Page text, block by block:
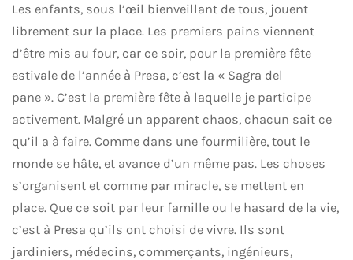
Les enfants, sous l’œil bienveillant de tous, jouent
librement sur la place. Les premiers pains viennent
d’être mis au four, car ce soir, pour la première fête
estivale de l’année à Presa, c’est la « Sagra del
pane ». C’est la première fête à laquelle je participe
activement. Malgré un apparent chaos, chacun sait ce
qu’il a à faire. Comme dans une fourmilière, tout le
monde se hâte, et avance d’un même pas. Les choses
s’organisent et comme par miracle, se mettent en
place. Que ce soit par leur famille ou le hasard de la vie,
c’est à Presa qu’ils ont choisi de vivre. Ils sont
jardiniers, médecins, commerçants, ingénieurs,